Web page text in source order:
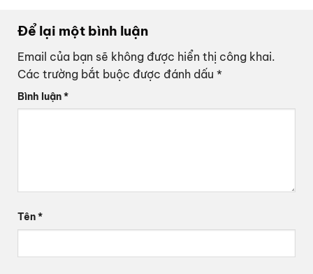
Để lại một bình luận
Email của bạn sẽ không được hiển thị công khai.
Các trường bắt buộc được đánh dấu *
Bình luận*
Tên*